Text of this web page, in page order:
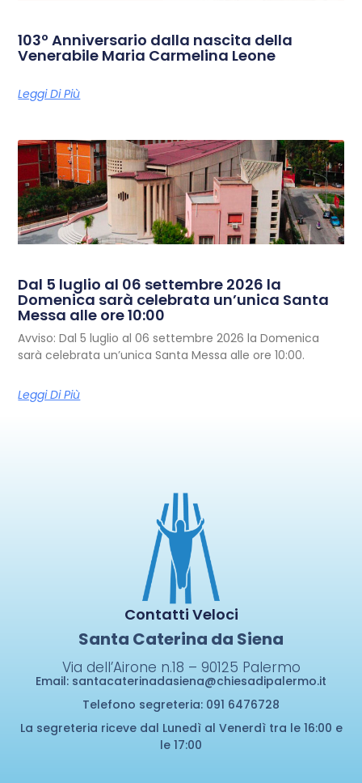
103º Anniversario dalla nascita della
Venerabile Maria Carmelina Leone
Leggi Di Più
Dal 5 luglio al 06 settembre 2026 la
Domenica sarà celebrata un’unica Santa
Messa alle ore 10:00
Avviso: Dal 5 luglio al 06 settembre 2026 la Domenica
sarà celebrata un’unica Santa Messa alle ore 10:00.
Leggi Di Più
Contatti Veloci
Santa Caterina da Siena
Via dell’Airone n.18 – 90125 Palermo
Email: santacaterinadasiena@chiesadipalermo.it
Telefono segreteria: 091 6476728
La segreteria riceve dal Lunedì al Venerdì tra le 16:00 e
le 17:00